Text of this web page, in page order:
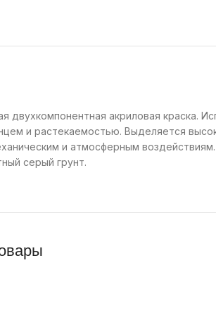
двухкомпонентная акриловая краска.
и растекаемостью. Выделяется
и атмосферным
серый грунт.